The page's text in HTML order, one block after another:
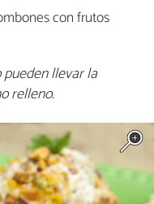
con frutos
llevar la
relleno.